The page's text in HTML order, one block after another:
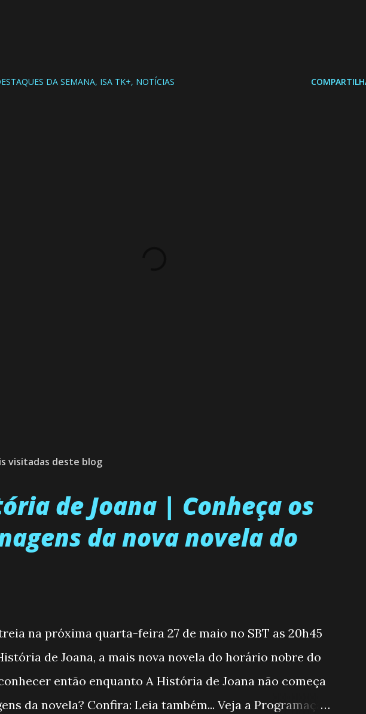
DA SEMANA ISA TK+ NOTÍCIAS
visitadas deste blog
de Joana | Conheça os
da nova novela do
na próxima quarta-feira 27 de maio no SBT as 20h45
de Joana, a mais nova novela do horário nobre do
então enquanto A História de Joana não começa
da novela? Confira: Leia também... Veja a Programação